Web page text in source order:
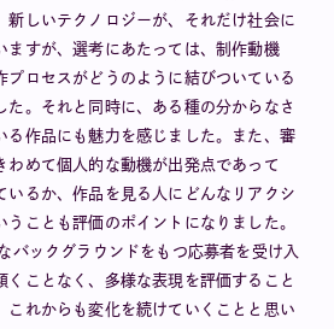
新しいテクノロジーが、それだけ社会に
ますが、選考にあたっては、制作動機
プロセスがどうのように結びついている
た。それと同時に、ある種の分からなさ
る作品にも魅力を感じました。また、審
わめて個人的な動機が出発点であって
いるか、作品を見る人にどんなリアクシ
うことも評価のポイントになりました。
バックグラウンドをもつ応募者を受け入
くことなく、多様な表現を評価すること
これからも変化を続けていくことと思い